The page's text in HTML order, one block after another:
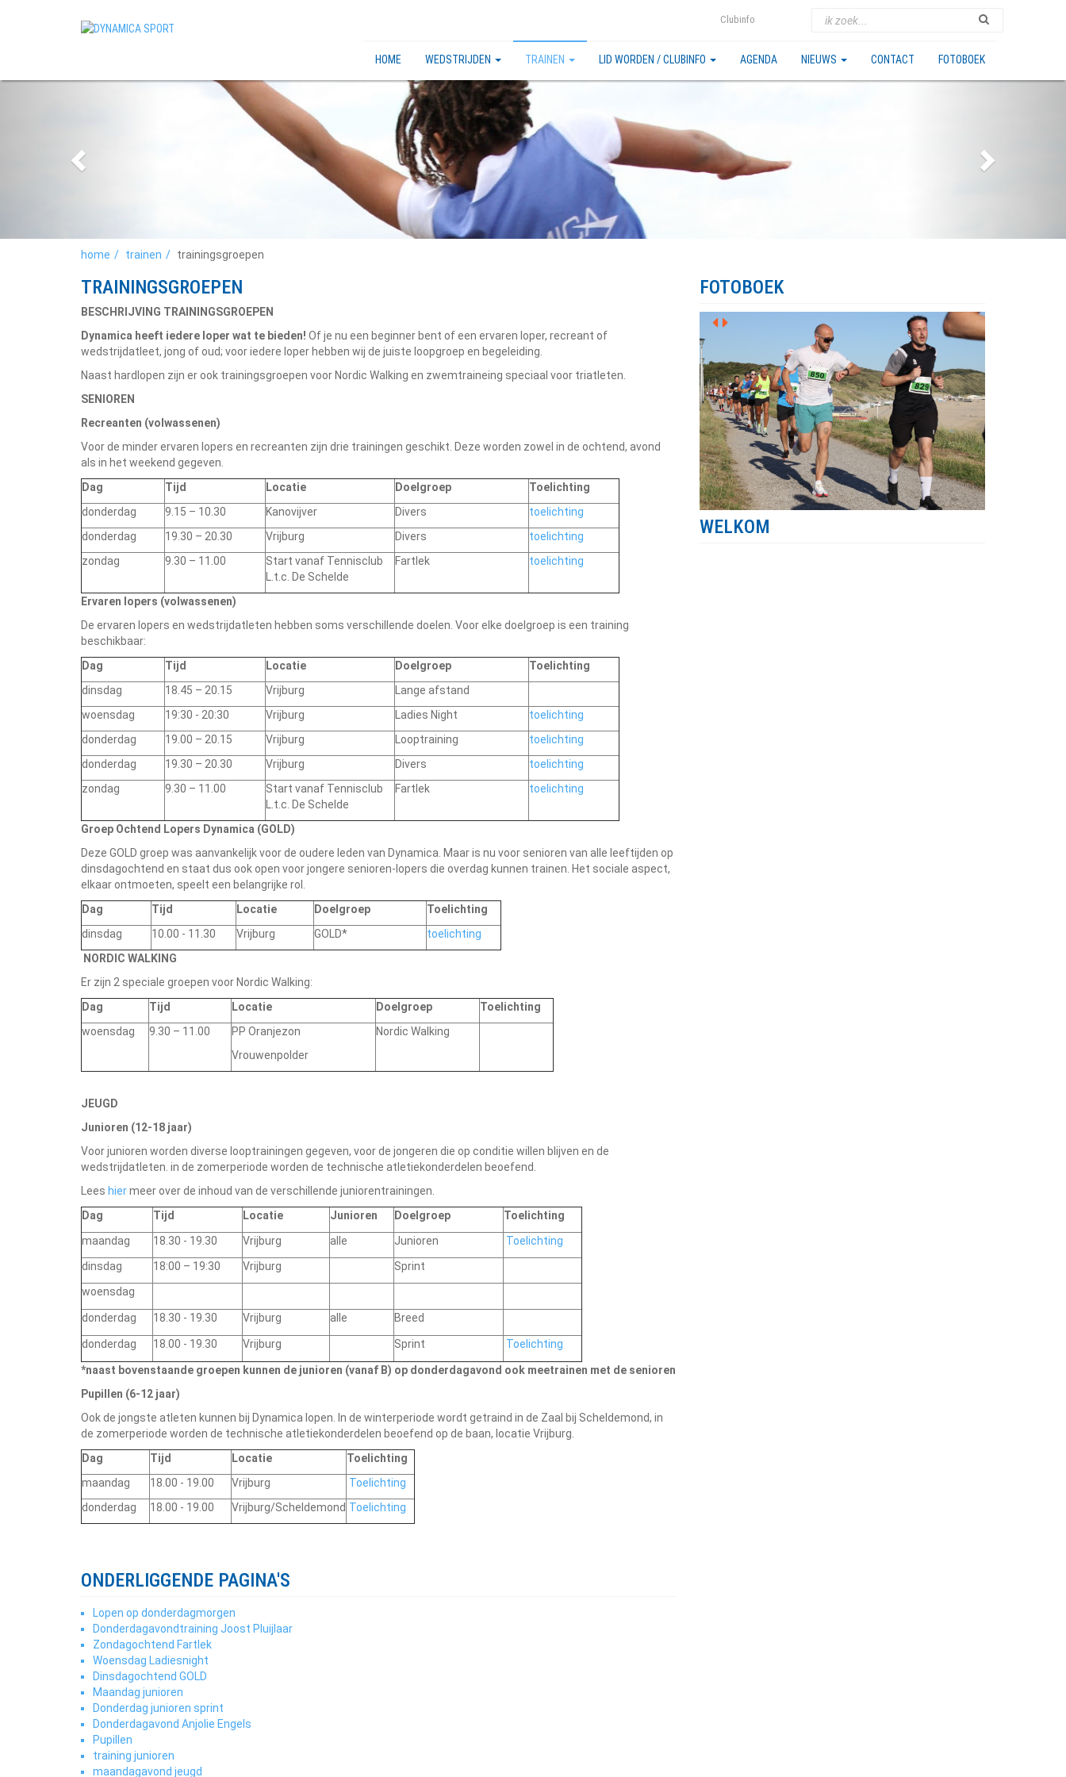
Clubinfo
HOME WEDSTRIJDEN TRAINEN LID WORDEN / CLUBINFO AGENDA NIEUWS CONTACT FOTOBOEK
home trainen trainingsgroepen
TRAININGSGROEPEN
BESCHRIJVING TRAININGSGROEPEN
Dynamica heeft iedere loper wat te bieden! Of je nu een beginner bent of een ervaren loper, recreant of
wedstrijdatleet, jong of oud; voor iedere loper hebben wij de juiste loopgroep en begeleiding.
Naast hardlopen zijn er ook trainingsgroepen voor Nordic Walking en zwemtraineing speciaal voor triatleten.
SENIOREN
Recreanten (volwassenen)
Voor de minder ervaren lopers en recreanten zijn drie trainingen geschikt. Deze worden zowel in de ochtend, avond
als in het weekend gegeven.
Dag
Tijd Locatie Doelgroep
Toelichting
donderdag
9.15 – 10.30 Kanovijver Divers
toelichting
donderdag
19.30 – 20.30 Vrijburg Divers
toelichting
zondag
9.30 – 11.00
Start vanaf Tennisclub
L.t.c. De Schelde
Fartlek toelichting
Ervaren lopers (volwassenen)
De ervaren lopers en wedstrijdatleten hebben soms verschillende doelen. Voor elke doelgroep is een training
beschikbaar:
Dag
Tijd Locatie Doelgroep
Toelichting
dinsdag
18.45 – 20.15 Vrijburg
Lange afstand
woensdag
19:30 - 20:30 Vrijburg Ladies Night
toelichting
donderdag
19.00 – 20.15 Vrijburg Looptraining
toelichting
donderdag
19.30 – 20.30 Vrijburg Divers
toelichting
zondag
9.30 – 11.00
Start vanaf Tennisclub
L.t.c. De Schelde
Fartlek toelichting
Groep Ochtend Lopers Dynamica (GOLD)
Deze GOLD groep was aanvankelijk voor de oudere leden van Dynamica. Maar is nu voor senioren van alle leeftijden op
dinsdagochtend en staat dus ook open voor jongere senioren-lopers die overdag kunnen trainen. Het sociale aspect,
elkaar ontmoeten, speelt een belangrijke rol.
Dag
Tijd Locatie Doelgroep
Toelichting
dinsdag
10.00 - 11.30 Vrijburg GOLD*
toelichting
NORDIC WALKING
Er zijn 2 speciale groepen voor Nordic Walking:
Dag
Tijd Locatie Doelgroep
Toelichting
woensdag
9.30 – 11.00
PP Oranjezon
Vrouwenpolder
Nordic Walking
JEUGD
Junioren (12-18 jaar)
Voor junioren worden diverse looptrainingen gegeven, voor de jongeren die op conditie willen blijven en de
wedstrijdatleten. in de zomerperiode worden de technische atletiekonderdelen beoefend.
Lees hiermeer over de inhoud van de verschillende juniorentrainingen.
Dag
Tijd Locatie Junioren Doelgroep
Toelichting
maandag
18.30 - 19.30 Vrijburg alle Junioren
Toelichting
dinsdag
18:00 – 19:30 Vrijburg
Sprint
woensdag
donderdag 18.30 - 19.30 Vrijburg alle Breed
donderdag 18.00 - 19.30 Vrijburg Sprint Toelichting
*naast bovenstaande groepen kunnen de junioren (vanaf B) op donderdagavond ook meetrainen met de senioren
Pupillen (6-12 jaar)
Ook de jongste atleten kunnen bij Dynamica lopen. In de winterperiode wordt getraind in de Zaal bij Scheldemond, in
de zomerperiode worden de technische atletiekonderdelen beoefend op de baan, locatie Vrijburg.
Dag
Tijd Locatie
Toelichting
maandag
18.00 - 19.00 Vrijburg
Toelichting
donderdag
18.00 - 19.00 Vrijburg/Scheldemond Toelichting
ONDERLIGGENDE PAGINA'S
Lopen op donderdagmorgen
Donderdagavondtraining Joost Pluijlaar
Zondagochtend Fartlek
Woensdag Ladiesnight
Dinsdagochtend GOLD
Maandag junioren
Donderdag junioren sprint
Donderdagavond Anjolie Engels
Pupillen
training junioren
maandagavond jeugd
FOTOBOEK
WELKOM